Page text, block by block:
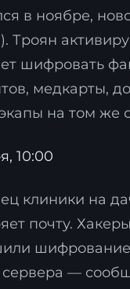
в ноябре,
Троян
шифровать
медкарты,
на том же
10:00
клиники на
почту. Хакеры
сервера —
на стратегию